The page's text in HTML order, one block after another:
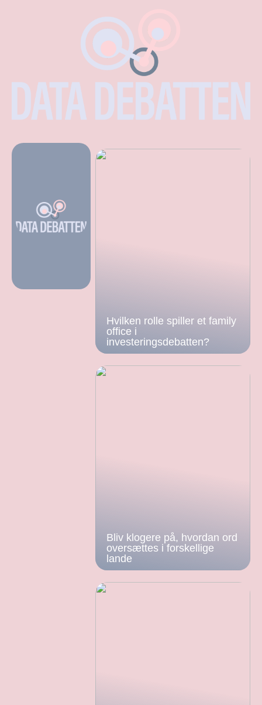
Hvilken rolle spiller et family
office i
investeringsdebatten?
Bliv klogere på, hvordan ord
oversættes i forskellige
lande